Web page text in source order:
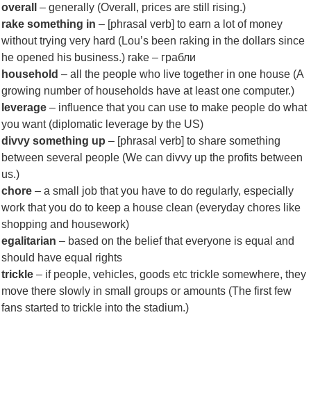
overall
– generally (Overall, prices are still rising.)
rake something in – [phrasal verb] to earn a lot of money
without trying very hard (Lou’s been raking in the dollars since
he opened his business.) rake – грабли
household – all the people who live together in one house (A
growing number of households have at least one computer.)
leverage – influence that you can use to make people do what
you want (diplomatic leverage by the US)
divvy something up – [phrasal verb] to share something
between several people (We can divvy up the profits between
us.)
chore – a small job that you have to do regularly, especially
work that you do to keep a house clean (everyday chores like
shopping and housework)
egalitarian – based on the belief that everyone is equal and
should have equal rights
trickle – if people, vehicles, goods etc trickle somewhere, they
move there slowly in small groups or amounts (The first few
fans started to trickle into the stadium.)